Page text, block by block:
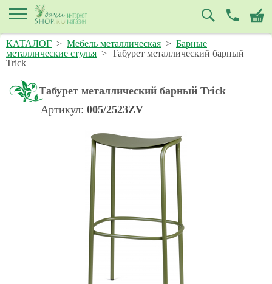
КАТАЛОГ > Мебель металлическая > Барные
металлические стулья > Табурет металлический барный
Trick
Табурет металлический барный Trick
Артикул: 005/2523ZV